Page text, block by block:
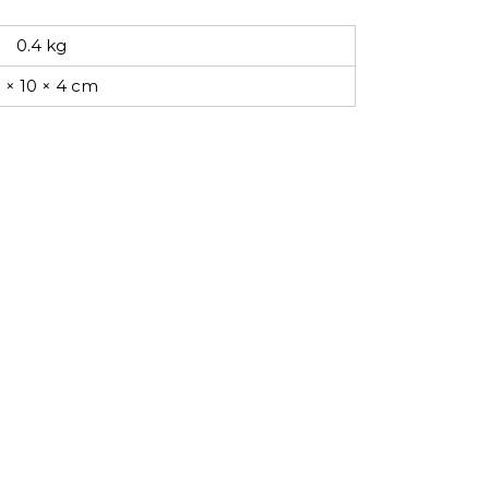
0.4 kg
× 10 × 4 cm